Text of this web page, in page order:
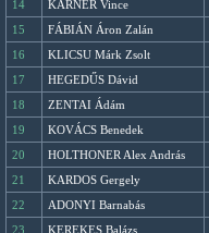
14
KARNER Vince
15
FÁBIÁN Áron Zalán
16
KLICSU Márk Zsolt
17
HEGEDŰS Dávid
18
ZENTAI Ádám
19
KOVÁCS Benedek
20
HOLTHONER Alex András
21
KARDOS Gergely
22
ADONYI Barnabás
23
KEREKES Balázs